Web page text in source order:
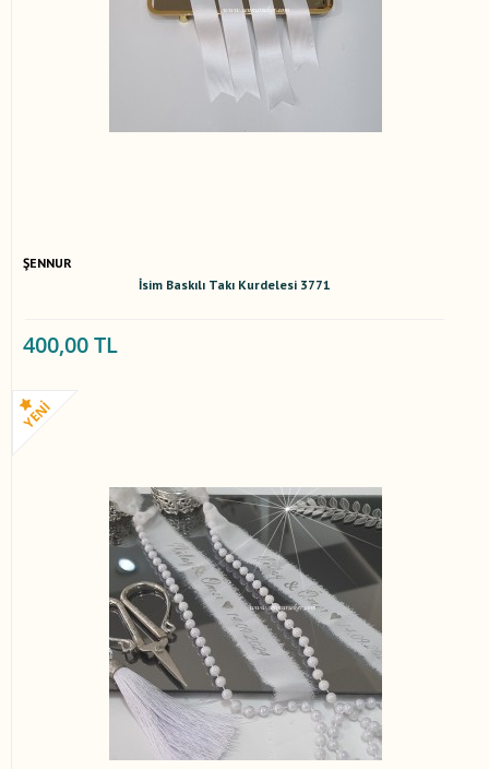
ŞENNUR
İsim Baskılı Takı Kurdelesi 3771
400,00 TL